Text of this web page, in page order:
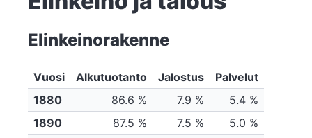
Elinkeinorakenne
Vuosi Alkutuotanto Jalostus
Palvelut
1880
86.6 % 7.9 %
5.4 %
1890
87.5 % 7.5 %
5.0 %